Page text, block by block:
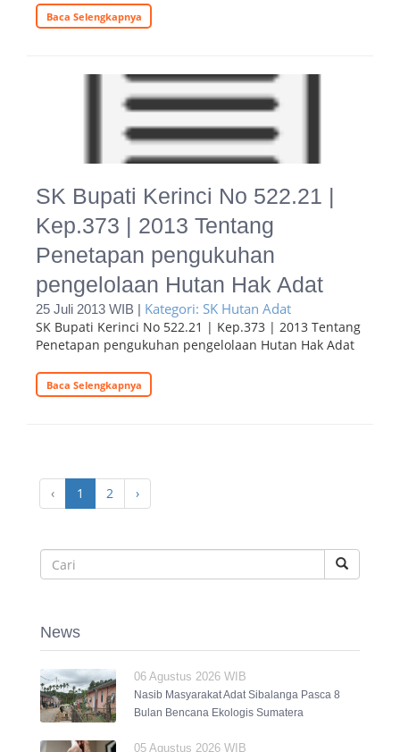
Baca Selengkapnya
SK Bupati Kerinci No 522.21 |
Kep.373 | 2013 Tentang
Penetapan pengukuhan
pengelolaan Hutan Hak Adat
25 Juli 2013 WIB | Kategori: SK Hutan Adat
SK Bupati Kerinci No 522.21 | Kep.373 | 2013 Tentang
Penetapan pengukuhan pengelolaan Hutan Hak Adat
Baca Selengkapnya
‹ 1 2 ›
News
06 Agustus 2026 WIB
Nasib Masyarakat Adat Sibalanga Pasca 8
Bulan Bencana Ekologis Sumatera
05 Agustus 2026 WIB